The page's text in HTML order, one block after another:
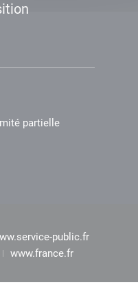
partielle
public.fr
www.france.fr